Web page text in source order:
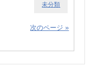
未分類
次のページ »